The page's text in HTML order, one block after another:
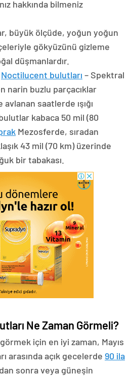
hakkında bilmeniz
büyük ölçüde, yoğun yoğun
gökyüzünü gizleme
düşmanlardır.
Noctilucent bulutları – Spektral
narin buzlu parçacıklar
avlanan saatlerde ışığı
kabaca 50 mil (80
Mezosferde, sıradan
43 mil (70 km) üzerinde
bir tabakası.
Ne Zaman Görmeli?
için en iyi zaman, Mayıs
arasında açık gecelerde 90 ila
sonra veya güneşin